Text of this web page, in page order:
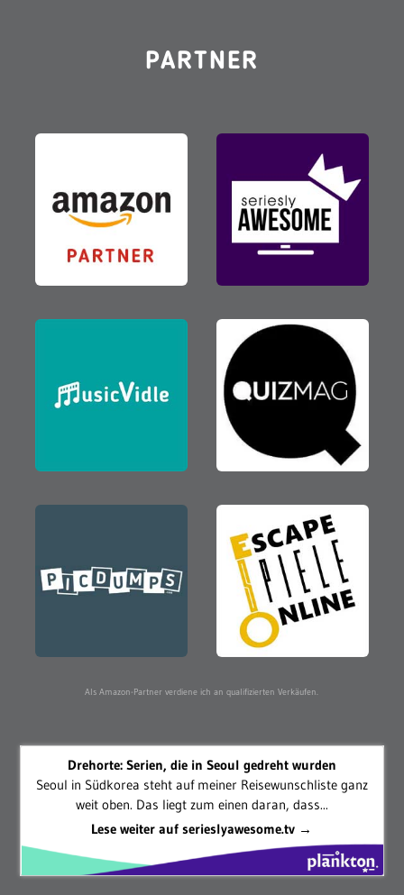
PARTNER
Als Amazon-Partner verdiene ich an qualifizierten Verkäufen.
Drehorte: Serien, die in Seoul gedreht wurden
Seoul in Südkorea steht auf meiner Reisewunschliste ganz
weit oben. Das liegt zum einen daran, dass...
Lese weiter auf serieslyawesome.tv →